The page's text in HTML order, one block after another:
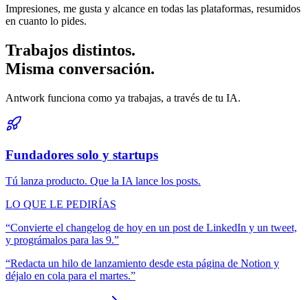
Impresiones, me gusta y alcance en todas las plataformas, resumidos
en cuanto lo pides.
Trabajos distintos.
Misma conversación.
Antwork funciona como ya trabajas, a través de tu IA.
Fundadores solo y startups
Tú lanza producto. Que la IA lance los posts.
LO QUE LE PEDIRÍAS
“Convierte el changelog de hoy en un post de LinkedIn y un tweet,
y prográmalos para las 9.”
“Redacta un hilo de lanzamiento desde esta página de Notion y
déjalo en cola para el martes.”